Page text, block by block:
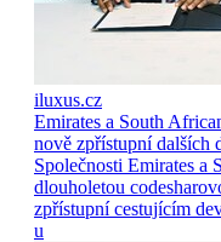
iluxus.cz
Emirates a South
nově zpřístupní dalších
Společnosti Emirates
dlouholetou
zpřístupní cestujícím
u